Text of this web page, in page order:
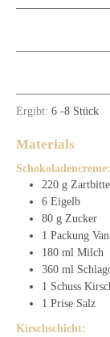
Ergibt: 6 -8 Stück
Materials
Schokoladencreme:
220 g
6 Eigelb
80 g Zucker
1 Packung
180 ml Milch
360 ml
1 Schuss
1 Prise Salz
Kirschschicht: